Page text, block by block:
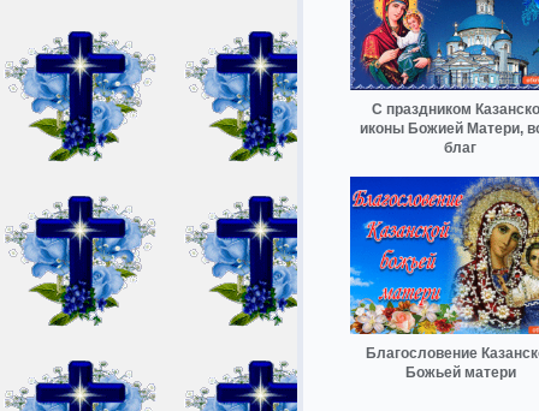
С праздником
иконы Божией Матери,
благ
Благословение
Божьей матери